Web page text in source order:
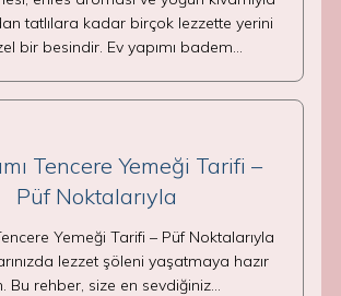
tatlılara kadar birçok lezzette yerini
bir besindir. Ev yapımı badem…
Tencere Yemeği Tarifi –
Püf Noktalarıyla
Yemeği Tarifi – Püf Noktalarıyla
lezzet şöleni yaşatmaya hazır
Bu rehber, size en sevdiğiniz…